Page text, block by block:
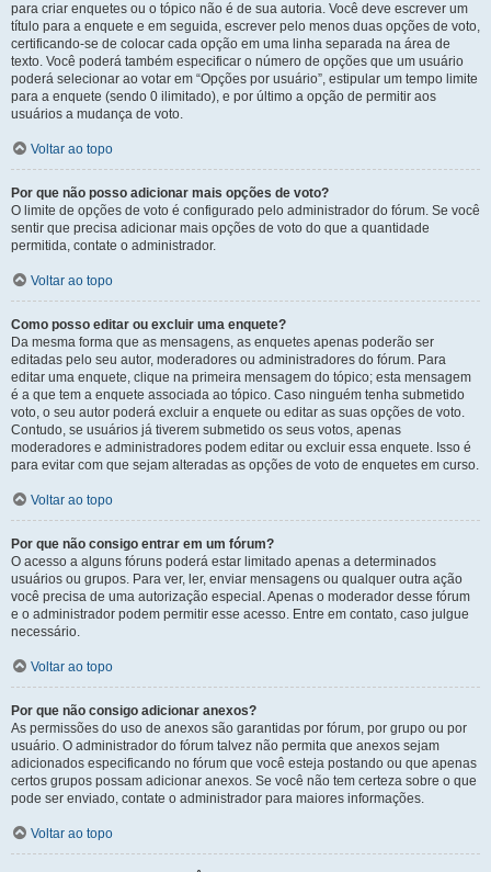
para criar enquetes ou o tópico não é de sua autoria. Você deve escrever um
título para a enquete e em seguida, escrever pelo menos duas opções de voto,
certificando-se de colocar cada opção em uma linha separada na área de
texto. Você poderá também especificar o número de opções que um usuário
poderá selecionar ao votar em “Opções por usuário”, estipular um tempo limite
para a enquete (sendo 0 ilimitado), e por último a opção de permitir aos
usuários a mudança de voto.
Voltar ao topo
Por que não posso adicionar mais opções de voto?
O limite de opções de voto é configurado pelo administrador do fórum. Se você
sentir que precisa adicionar mais opções de voto do que a quantidade
permitida, contate o administrador.
Voltar ao topo
Como posso editar ou excluir uma enquete?
Da mesma forma que as mensagens, as enquetes apenas poderão ser
editadas pelo seu autor, moderadores ou administradores do fórum. Para
editar uma enquete, clique na primeira mensagem do tópico; esta mensagem
é a que tem a enquete associada ao tópico. Caso ninguém tenha submetido
voto, o seu autor poderá excluir a enquete ou editar as suas opções de voto.
Contudo, se usuários já tiverem submetido os seus votos, apenas
moderadores e administradores podem editar ou excluir essa enquete. Isso é
para evitar com que sejam alteradas as opções de voto de enquetes em curso.
Voltar ao topo
Por que não consigo entrar em um fórum?
O acesso a alguns fóruns poderá estar limitado apenas a determinados
usuários ou grupos. Para ver, ler, enviar mensagens ou qualquer outra ação
você precisa de uma autorização especial. Apenas o moderador desse fórum
e o administrador podem permitir esse acesso. Entre em contato, caso julgue
necessário.
Voltar ao topo
Por que não consigo adicionar anexos?
As permissões do uso de anexos são garantidas por fórum, por grupo ou por
usuário. O administrador do fórum talvez não permita que anexos sejam
adicionados especificando no fórum que você esteja postando ou que apenas
certos grupos possam adicionar anexos. Se você não tem certeza sobre o que
pode ser enviado, contate o administrador para maiores informações.
Voltar ao topo